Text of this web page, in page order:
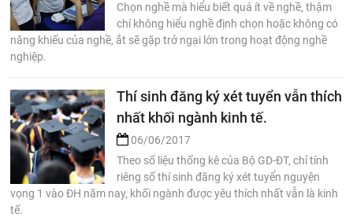
Chọn nghề mà hiểu biết quá ít về nghề, thậm
chí không hiểu nghề định chọn hoặc không có
năng khiếu của nghề, ắt sẽ gặp trở ngại lớn trong hoạt động nghề
nghiệp.
Thí sinh đăng ký xét tuyển vẫn thích
nhất khối ngành kinh tế.
06/06/2017
Theo số liệu thống kê của Bộ GD-ĐT, chỉ tính
riêng số thí sinh đăng ký xét tuyển nguyện
vọng 1 vào ĐH năm nay, khối ngành được yêu thích nhất vẫn là kinh
tế.